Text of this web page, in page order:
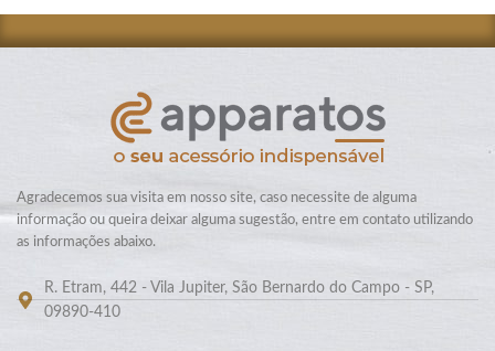
Agradecemos sua visita em nosso site, caso necessite de alguma
informação ou queira deixar alguma sugestão, entre em contato utilizando
as informações abaixo.
R. Etram, 442 - Vila Jupiter, São Bernardo do Campo - SP,
09890-410